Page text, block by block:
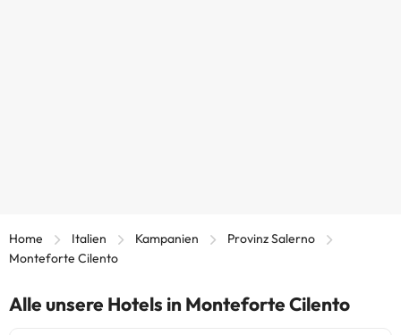
Home Italien Kampanien
Provinz Salerno
Monteforte Cilento
Alle unsere Hotels in Monteforte Cilento